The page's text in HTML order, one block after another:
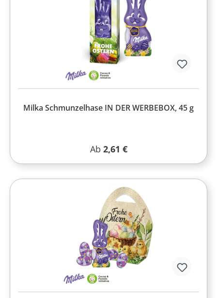
Milka Schmunzelhase IN DER WERBEBOX, 45 g
Regulärer Preis:
Ab 2,61 €